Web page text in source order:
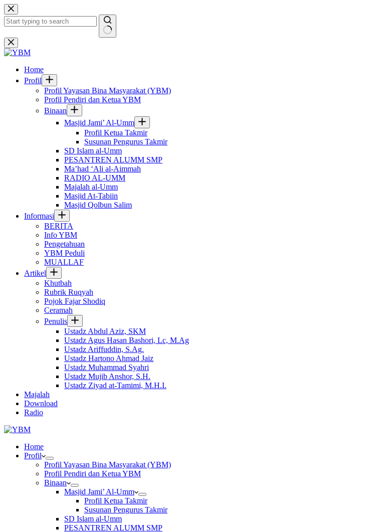
Skip
to
content
No
results
Home
Profil
Profil Yayasan Bina Masyarakat (YBM)
Profil Pendiri dan Ketua YBM
Binaan
Masjid Jami’ Al-Umm
Profil Ketua Takmir
Susunan Pengurus Takmir
SD Islam al-Umm
PESANTREN ALUMM SMP
Ma’had ‘Ali al-Aimmah
RADIO AL-UMM
Majalah al-Umm
Masjid At-Tabiin
Masjid Qolbun Salim
Informasi
BERITA
Info YBM
Pengetahuan
YBM Peduli
MUALLAF
Artikel
Khutbah
Rubrik Ruqyah
Pojok Fajar Shodiq
Ceramah
Penulis
Ustadz Abdul Aziz, SKM
Ustadz Agus Hasan Bashori, Lc, M.Ag
Ustadz Ariffuddin, S.Ag.
Ustadz Hartono Ahmad Jaiz
Ustadz Muhammad Syahri
Ustadz Mujib Anshor, S.H.
Ustadz Ziyad at-Tamimi, M.H.I.
Majalah
Download
Radio
Home
Profil
Profil Yayasan Bina Masyarakat (YBM)
Profil Pendiri dan Ketua YBM
Binaan
Masjid Jami’ Al-Umm
Profil Ketua Takmir
Susunan Pengurus Takmir
SD Islam al-Umm
PESANTREN ALUMM SMP